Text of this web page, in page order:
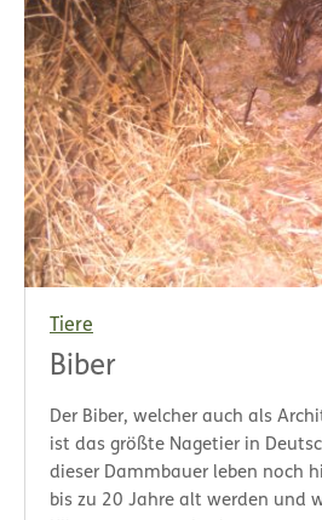
Tiere
Biber
Der Biber, welcher auch als
ist das größte Nagetier in
dieser Dammbauer leben noch
bis zu 20 Jahre alt werden und